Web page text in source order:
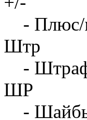
- Плюс/
Штр
-
ШР
-